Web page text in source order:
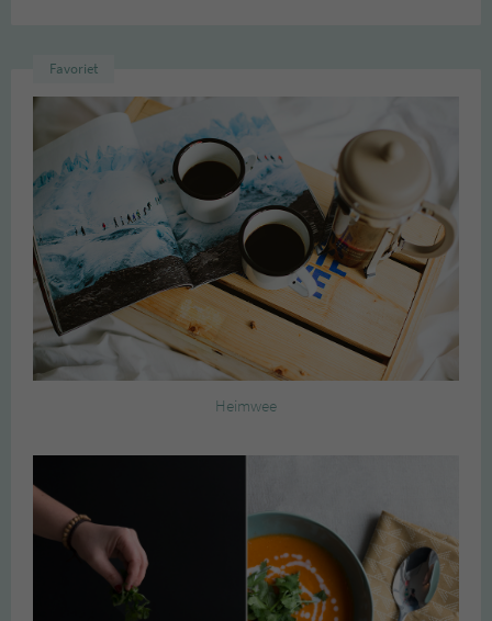
Favoriet
Heimwee